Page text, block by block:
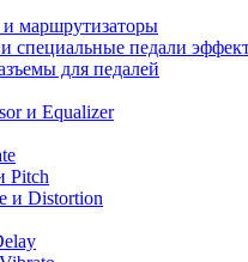
маршрутизаторы
педали
для педалей
и Equalizer
Pitch
и Distortion